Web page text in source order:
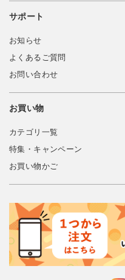
サポート
お知らせ
よくあるご質問
お問い合わせ
お買い物
カテゴリ一覧
特集・キャンペーン
お買い物かご